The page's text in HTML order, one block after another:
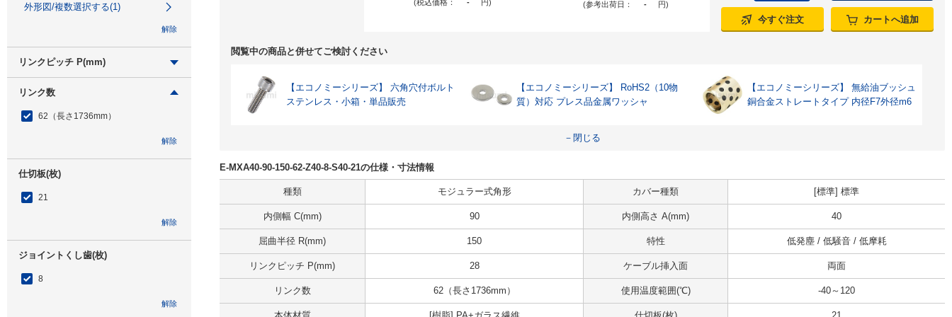
外形図/複数選択する(1)
解除
リンクピッチ P(mm)
外形図/複数選択する(1)
解除
リンク数
62（長さ1736mm）
解除
仕切板(枚)
21
解除
ジョイントくし歯(枚)
8
解除
(税込価格： - 円 ) (参考出荷日： - 円)
今すぐ注文 カートへ追加
閲覧中の商品と併せてご検討ください
【エコノミーシリーズ】 六角穴付ボルト
ステンレス・小箱・単品販売
【エコノミーシリーズ】 RoHS2（10物
質）対応 プレス品金属ワッシャ
【エコノミーシリーズ】 無給油ブッシュ
銅合金ストレートタイプ 内径F7外径m6
－閉じる
E-MXA40-90-150-62-Z40-8-S40-21の仕様・寸法情報
種類 モジュラー式角形 カバー種類 [標準] 標準
内側幅 C(mm) 90 内側高さ A(mm) 40
屈曲半径 R(mm) 150 特性 低発塵 / 低騒音 / 低摩耗
リンクピッチ P(mm) 28 ケーブル挿入面 両面
リンク数 62（長さ1736mm） 使用温度範囲(℃) -40～120